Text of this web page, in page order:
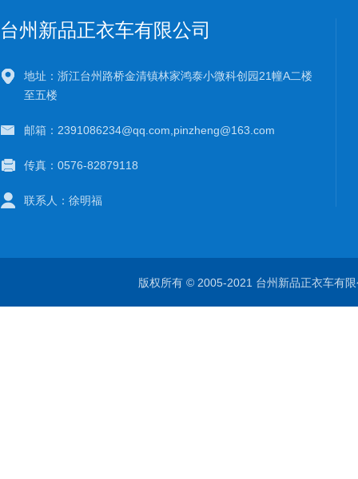
台州新品正衣车有限公司
地址：浙江台州路桥金清镇林家鸿泰小微科创园21幢A二楼
至五楼
邮箱：2391086234@qq.com,pinzheng@163.com
传真：0576-82879118
联系人：徐明福
版权所有 © 2005-2021 台州新品正衣车